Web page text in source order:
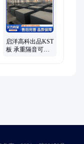
土泄爆屋面板、膨
启洋高科出品KST
板 承重隔音可定